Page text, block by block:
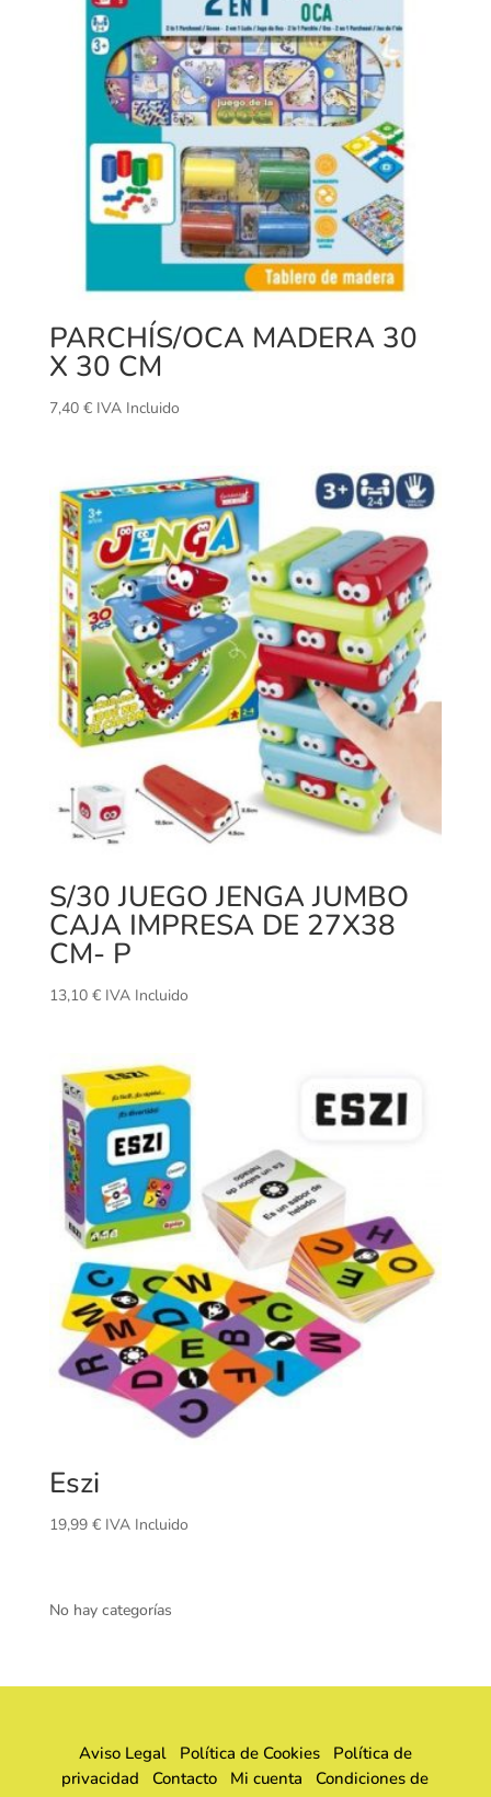
PARCHÍS/OCA MADERA 30
X 30 CM
7,40 € IVA Incluido
S/30 JUEGO JENGA JUMBO
CAJA IMPRESA DE 27X38
CM- P
13,10 € IVA Incluido
Eszi
19,99 € IVA Incluido
No hay categorías
Aviso Legal Política de Cookies
Política de
privacidad
Contacto Mi cuenta
Condiciones de